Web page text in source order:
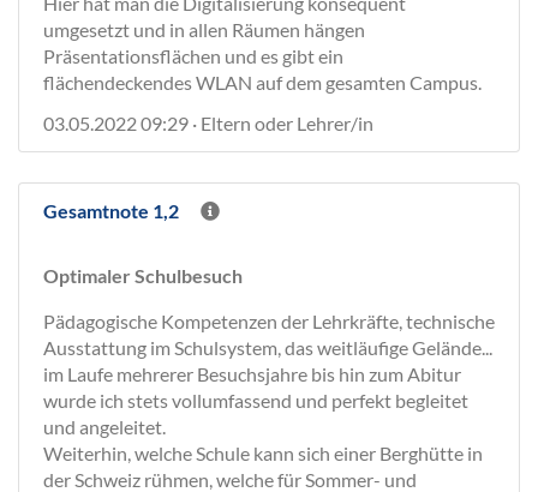
umgesetzt und in allen Räumen hängen
Präsentationsflächen und es gibt ein
flächendeckendes WLAN auf dem gesamten Campus.
03.05.2022 09:29 · Eltern oder Lehrer/in
Gesamtnote 1,2
Optimaler Schulbesuch
Pädagogische Kompetenzen der Lehrkräfte, technische
Ausstattung im Schulsystem, das weitläufige Gelände...
im Laufe mehrerer Besuchsjahre bis hin zum Abitur
wurde ich stets vollumfassend und perfekt begleitet
und angeleitet.
Weiterhin, welche Schule kann sich einer Berghütte in
der Schweiz rühmen, welche für Sommer- und